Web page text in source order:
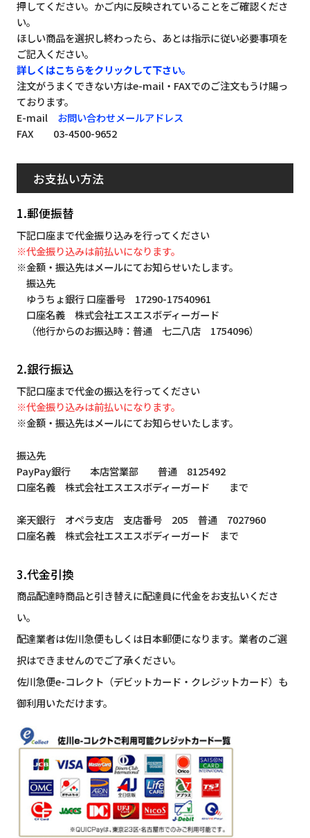
押してください。かご内に反映されていることをご確認くださ
い。
ほしい商品を選択し終わったら、あとは指示に従い必要事項を
ご記入ください。
詳しくはこちらをクリックして下さい。
注文がうまくできない方はe-mail・FAXでのご注文もうけ賜っ
ております。
E-mail お問い合わせメールアドレス
FAX 03-4500-9652
お支払い方法
1.郵便振替
下記口座まで代金振り込みを行ってください
※代金振り込みは前払いになります。
※金額・振込先はメールにてお知らせいたします。
振込先
ゆうちょ銀行 口座番号 17290-17540961
口座名義 株式会社エスエスボディーガード
（他行からのお振込時：普通 七二八店 1754096）
2.銀行振込
下記口座まで代金の振込を行ってください
※代金振り込みは前払いになります。
※金額・振込先はメールにてお知らせいたします。
振込先
PayPay銀行 本店営業部 普通 8125492
口座名義 株式会社エスエスボディーガード まで
楽天銀行 オペラ支店 支店番号 205 普通 7027960
口座名義 株式会社エスエスボディーガード まで
3.代金引換
商品配達時商品と引き替えに配達員に代金をお支払いくださ
い。
配達業者は佐川急便もしくは日本郵便になります。業者のご選
択はできませんのでご了承ください。
佐川急便e-コレクト（デビットカード・クレジットカード）も
御利用いただけます。